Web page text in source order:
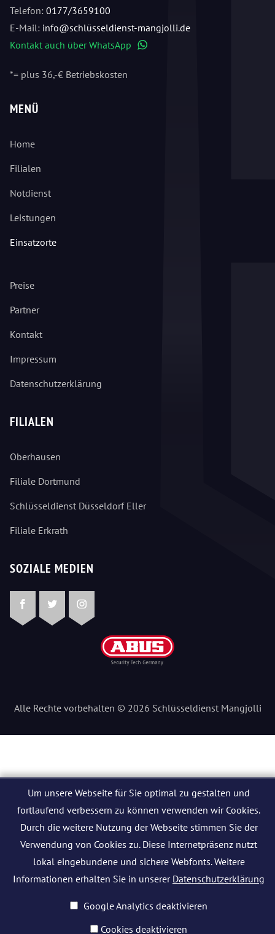
Telefon: 0177/3659100
E-Mail: info@schlüsseldienst-mangjolli.de
Kontakt auch über WhatsApp
*= plus 36,-€ Betriebskosten
MENÜ
Home
Filialen
Notdienst
Leistungen
Einsatzorte
Preise
Partner
Kontakt
Impressum
Datenschutzerklärung
FILIALEN
Oberhausen
Filiale Dortmund
Schlüsseldienst Düsseldorf Eller
Filiale Erkrath
SOZIALE MEDIEN
FacebookTwitterInstagram
Alle Rechte vorbehalten © 2026 Schlüsseldienst Mangjolli
Um unsere Webseite für Sie optimal zu gestalten und
fortlaufend verbessern zu können verwenden wir Cookies.
Durch die weitere Nutzung der Webseite stimmen Sie der
Verwendung von Cookies zu. Diese Internetpräsenz nutzt
lokal eingebundene und sichere Webfonts. Weitere
Informationen erhalten Sie in unserer Datenschutzerklärung
Google Analytics deaktivieren
Cookies deaktivieren